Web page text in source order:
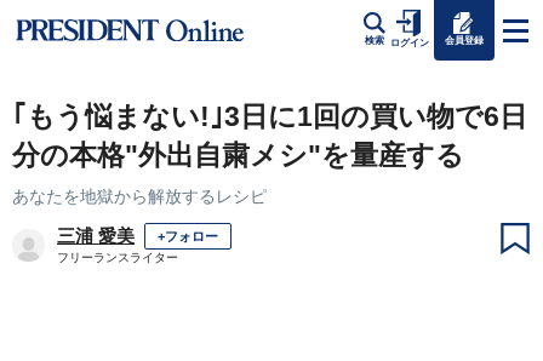
検索 ログイン 会員登録
｢もう悩まない!｣3日に1回の買い物で6日
分の本格"外出自粛メシ"を量産する
あなたを地獄から解放するレシピ
三浦 愛美 +フォロー
フリーランスライター